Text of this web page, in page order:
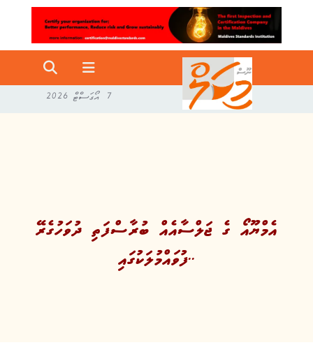
7 އޯގަސްޓް 2026
އެމްޔޫއޯ ގެ ޖަލްސާއެއް ބުރާސްފަތި ދުވަހުގެރޭ
ފުވައްމުލަކުގައި..